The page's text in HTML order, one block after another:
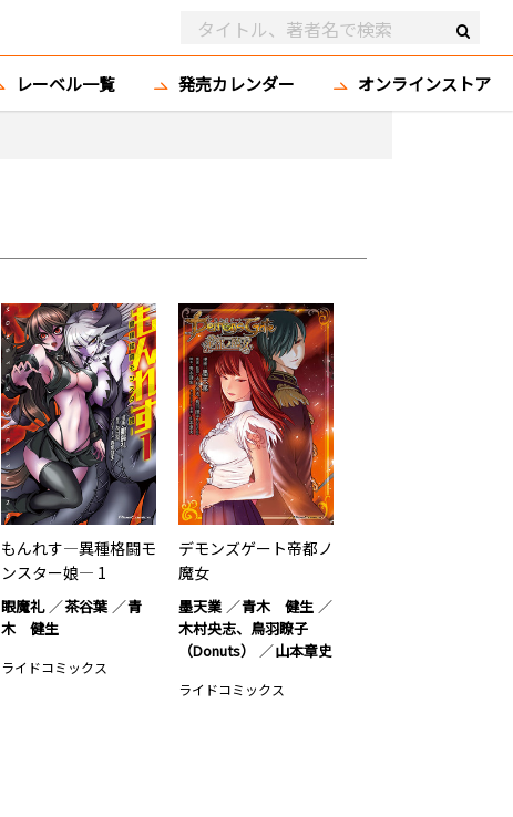
レーベル一覧 発売カレンダー オンラインストア
もんれす―異種格闘モ
ンスター娘― 1
眼魔礼 茶谷葉
青
木 健生
ライドコミックス
デモンズゲート帝都ノ
魔女
墨天業
青木 健生
木村央志、鳥羽瞭子
（Donuts）
山本章史
ライドコミックス